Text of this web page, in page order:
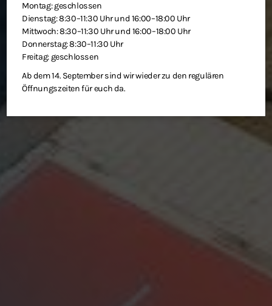
Montag: geschlossen
Dienstag: 8:30–11:30 Uhr und 16:00–18:00 Uhr
Mittwoch: 8:30–11:30 Uhr und 16:00–18:00 Uhr
Donnerstag: 8:30–11:30 Uhr
Freitag: geschlossen
Ab dem 14. September sind wir wieder zu den regulären
Öffnungszeiten für euch da.